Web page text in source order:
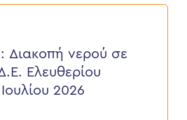
Διακοπή νερού σε
Ελευθερίου
2026